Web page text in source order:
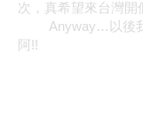
次，真希望來台灣開
Anyway… 以後
阿 !!